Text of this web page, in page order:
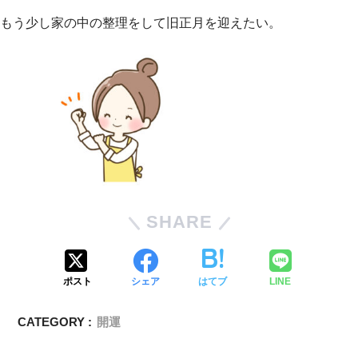
もう少し家の中の整理をして旧正月を迎えたい。
SHARE
ポスト シェア はてブ LINE
CATEGORY : 開運